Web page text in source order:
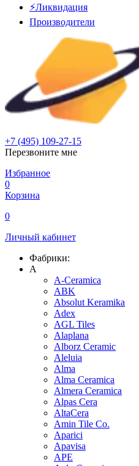
⚡Ликвидация
Производители
+7 (495) 109-27-15
Перезвоните мне
Избранное
0
Корзина
0
Личный кабинет
Фабрики:
A
A-Ceramica
ABK
Absolut Keramika
Adex
AGL Tiles
Alaplana
Alborz Ceramic
Aleluia
Alma
Alma Ceramica
Almera Ceramica
Alpas Cera
AltaCera
Amin Tile Co.
Aparici
Apavisa
APE